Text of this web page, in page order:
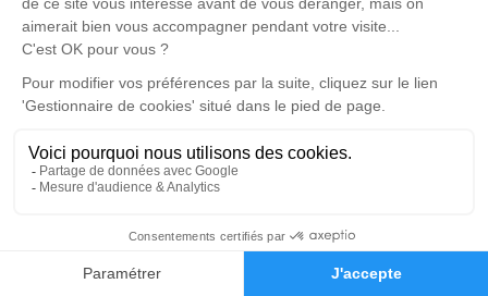
Faire-part Hommages
Un service de plantation d’arbre hommage est
disponible ici.
Je rends hommage
Cérémonie religieuse
Église de Saint-Julien-la-Genête
23110 Saint-Julien-la-Genête